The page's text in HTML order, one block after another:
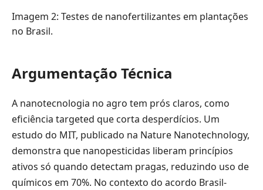
Imagem 2: Testes de nanofertilizantes em plantações
no Brasil.
Argumentação Técnica
A nanotecnologia no agro tem prós claros, como
eficiência targeted que corta desperdícios. Um
estudo do MIT, publicado na Nature Nanotechnology,
demonstra que nanopesticidas liberam princípios
ativos só quando detectam pragas, reduzindo uso de
químicos em 70%. No contexto do acordo Brasil-